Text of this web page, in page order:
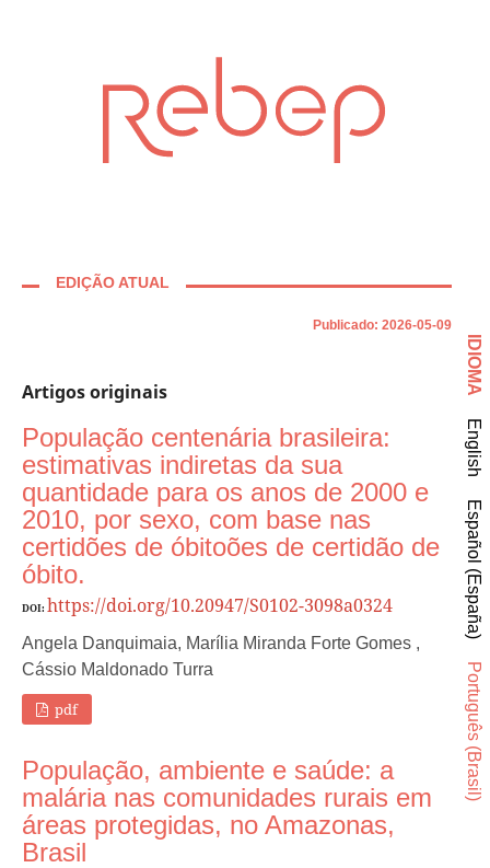
EDIÇÃO ATUAL
Publicado: 2026-05-09
Artigos originais
População centenária brasileira:
estimativas indiretas da sua
quantidade para os anos de 2000 e
2010, por sexo, com base nas
certidões de óbitoões de certidão de
óbito.
DOI: https://doi.org/10.20947/S0102-3098a0324
Angela Danquimaia, Marília Miranda Forte Gomes ,
Cássio Maldonado Turra
pdf
População, ambiente e saúde: a
malária nas comunidades rurais em
áreas protegidas, no Amazonas,
Brasil
IDIOMA
English
Español (España)
Português (Brasil)